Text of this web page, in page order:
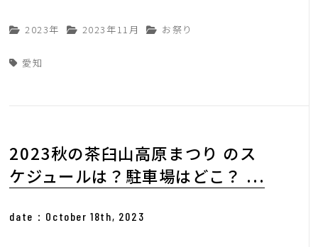
2023年 2023年11月 お祭り
愛知
2023秋の茶臼山高原まつり のス
ケジュールは？駐車場はどこ？ ...
date：October 18th, 2023